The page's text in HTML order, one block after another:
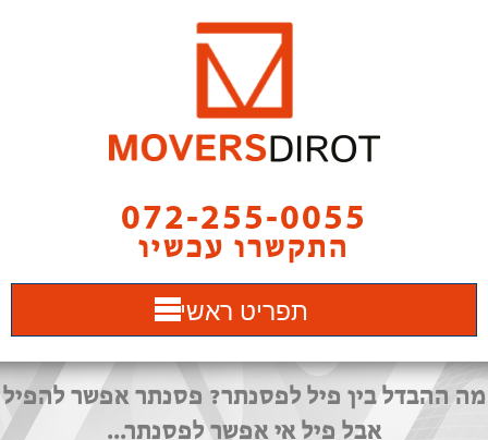
072-255-0055
התקשרו עכשיו
תפריט ראשי
מה ההבדל בין פיל לפסנתר? פסנתר אפשר להפיל
אבל פיל אי אפשר לפסנתר...